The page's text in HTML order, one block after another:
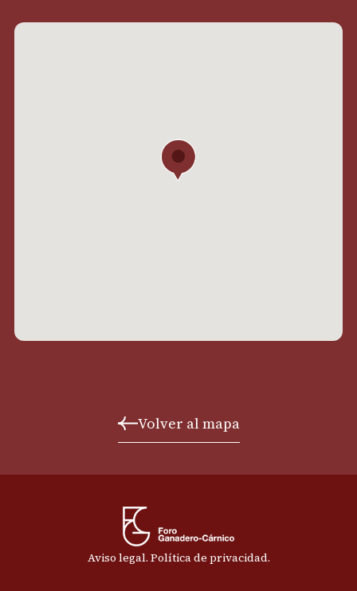
Volver al mapa
Aviso legal. Política de privacidad.